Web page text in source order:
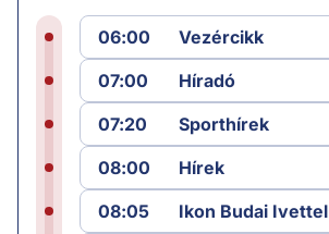
06:00
Vezércikk
07:00
Híradó
07:20
Sporthírek
08:00
Hírek
08:05
Ikon Budai Ivettel